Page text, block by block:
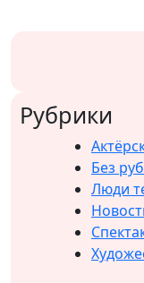
Рубрики
Без
Люди